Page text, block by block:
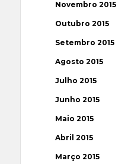
Novembro 2015
Outubro 2015
Setembro 2015
Agosto 2015
Julho 2015
Junho 2015
Maio 2015
Abril 2015
Março 2015